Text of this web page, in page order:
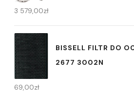
3 579,00zł
BISSELL FILTR DO
2677 3002N
69,00zł